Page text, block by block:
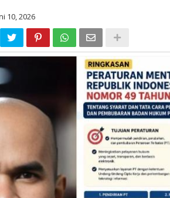
10, 2026